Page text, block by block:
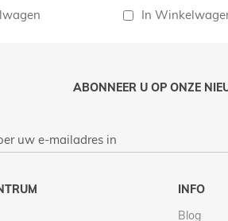
In
ABONNEER U OP ONZE
INFO
Blog